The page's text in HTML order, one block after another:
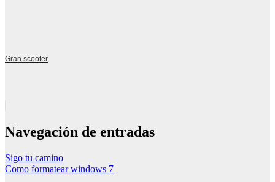
Gran scooter
Navegación de entradas
Sigo tu camino
Como formatear windows 7